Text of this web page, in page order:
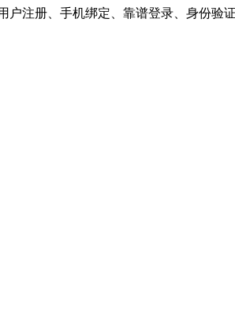
注册、手机绑定、靠谱登录、身份验